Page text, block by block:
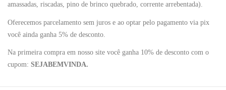
amassadas, riscadas, pino de brinco quebrado, corrente arrebentada).
Oferecemos parcelamento sem juros e ao optar pelo pagamento via pix
você ainda ganha 5% de desconto.
Na primeira compra em nosso site você ganha 10% de desconto com o
cupom: SEJABEMVINDA.